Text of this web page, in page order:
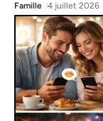
Famille 4 juillet 2026